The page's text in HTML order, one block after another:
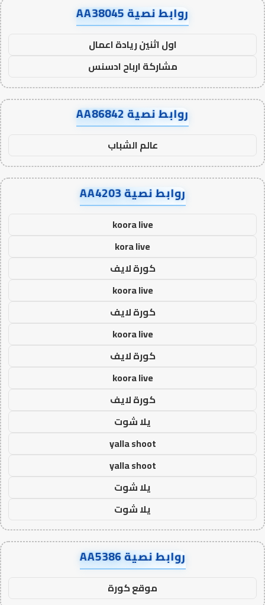
روابط نصية AA38045
اول اثنين ريادة اعمال
مشاركة ارباح ادسنس
روابط نصية AA86842
عالم الشباب
روابط نصية AA4203
koora live
kora live
كورة لايف
koora live
كورة لايف
koora live
كورة لايف
koora live
كورة لايف
يلا شوت
yalla shoot
yalla shoot
يلا شوت
يلا شوت
روابط نصية AA5386
موقع كورة